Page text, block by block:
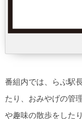
番組内では、らぶ駅
たり、おみやげの管
や趣味の散歩をした